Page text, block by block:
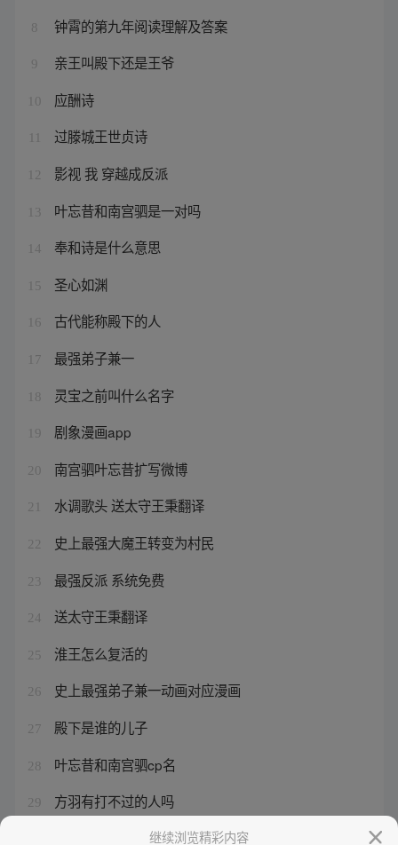
8 钟霄的第九年阅读理解及答案
9 亲王叫殿下还是王爷
10 应酬诗
过滕城王世贞诗
12 影视 我 穿越成反派
13 叶忘昔和南宫驷是一对吗
14 奉和诗是什么意思
15 圣心如渊
16 古代能称殿下的人
17 最强弟子兼一
18 灵宝之前叫什么名字
19 剧象漫画app
20 南宫驷叶忘昔扩写微博
21 水调歌头 送太守王秉翻译
22 史上最强大魔王转变为村民
23 最强反派 系统免费
24 送太守王秉翻译
25 淮王怎么复活的
26 史上最强弟子兼一动画对应漫画
27 殿下是谁的儿子
28 叶忘昔和南宫驷cp名
29 方羽有打不过的人吗
继续浏览精彩内容